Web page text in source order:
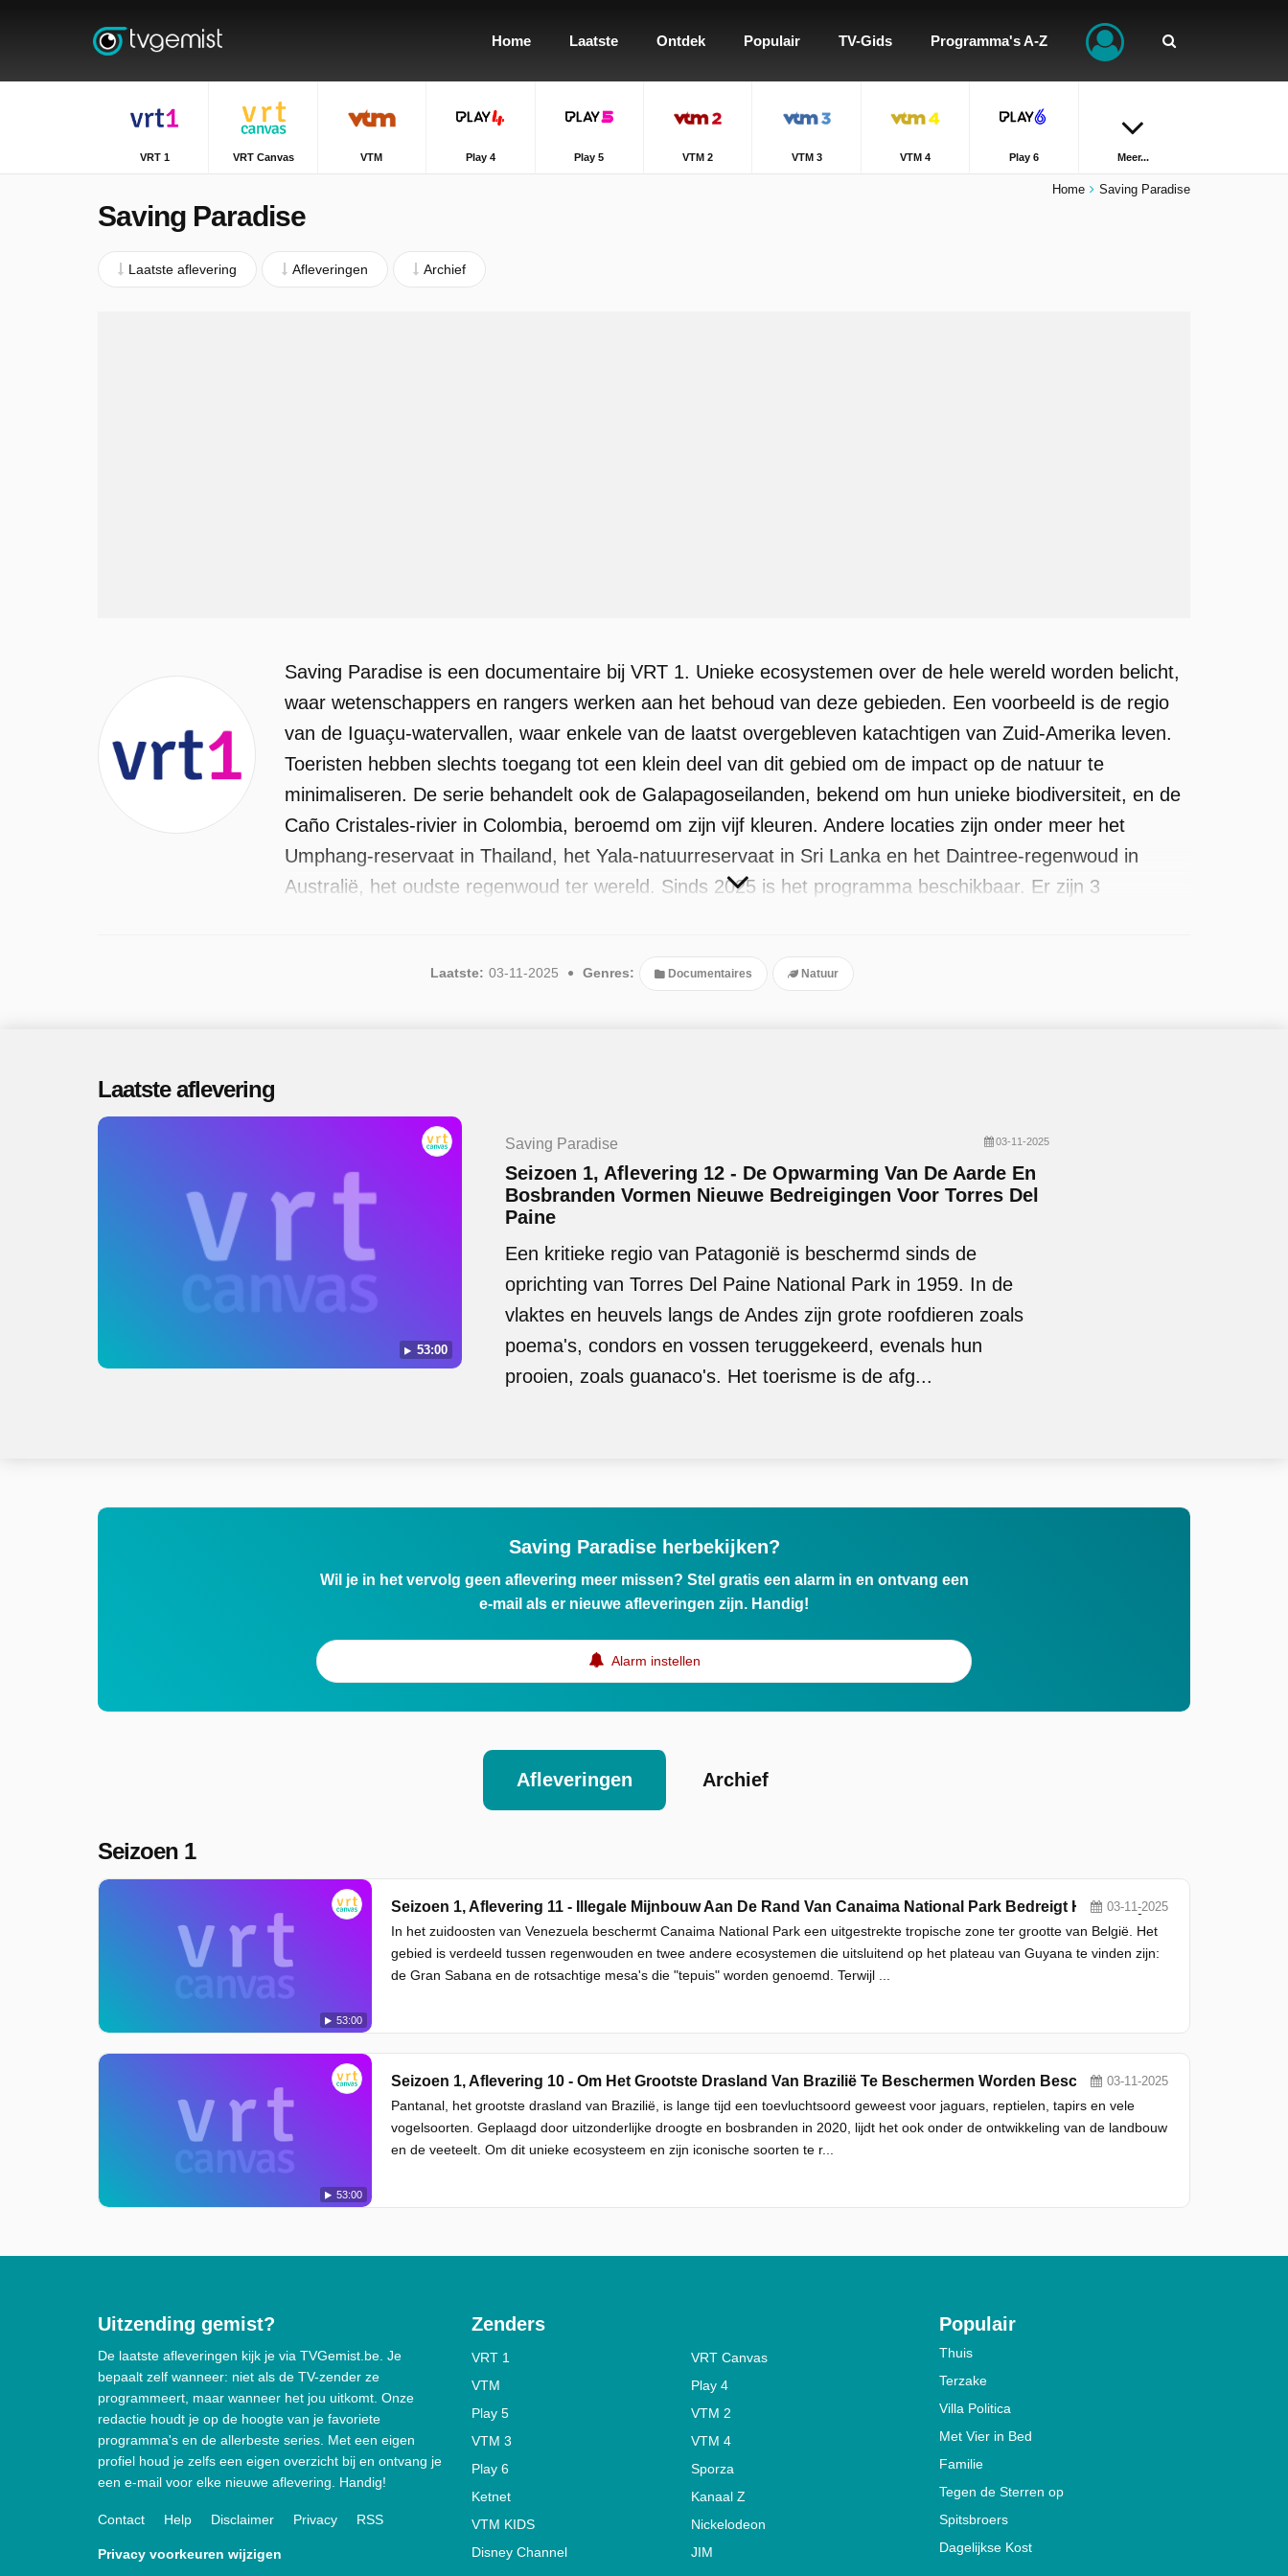
Home Laatste Ontdek Populair TV-Gids Programma's A-Z
VRT 1 VRT Canvas VTM Play 4 Play 5 VTM 2 VTM 3 VTM 4 Play 6 Meer...
Home Saving Paradise
Saving Paradise
Laatste aflevering Afleveringen Archief
Saving Paradise is een documentaire bij VRT 1. Unieke ecosystemen over de hele wereld worden belicht,
waar wetenschappers en rangers werken aan het behoud van deze gebieden. Een voorbeeld is de regio
van de Iguaçu-watervallen, waar enkele van de laatst overgebleven katachtigen van Zuid-Amerika leven.
Toeristen hebben slechts toegang tot een klein deel van dit gebied om de impact op de natuur te
minimaliseren. De serie behandelt ook de Galapagoseilanden, bekend om hun unieke biodiversiteit, en de
Caño Cristales-rivier in Colombia, beroemd om zijn vijf kleuren. Andere locaties zijn onder meer het
Umphang-reservaat in Thailand, het Yala-natuurreservaat in Sri Lanka en het Daintree-regenwoud in
Australië, het oudste regenwoud ter wereld. Sinds 2025 is het programma beschikbaar. Er zijn 3
Laatste: 03-11-2025 Genres: Documentaires Natuur
Laatste aflevering
53:00
Saving Paradise 03-11-2025
Seizoen 1, Aflevering 12 - De Opwarming Van De Aarde En
Bosbranden Vormen Nieuwe Bedreigingen Voor Torres Del
Paine
Een kritieke regio van Patagonië is beschermd sinds de
oprichting van Torres Del Paine National Park in 1959. In de
vlaktes en heuvels langs de Andes zijn grote roofdieren zoals
poema's, condors en vossen teruggekeerd, evenals hun
prooien, zoals guanaco's. Het toerisme is de afg...
Saving Paradise herbekijken?
Wil je in het vervolg geen aflevering meer missen? Stel gratis een alarm in en ontvang een
e-mail als er nieuwe afleveringen zijn. Handig!
Alarm instellen
Afleveringen Archief
Seizoen 1
53:00
Seizoen 1, Aflevering 11 - Illegale Mijnbouw Aan De Rand Van Canaima National Park Bedreigt Het Ecosysteem
03-11-2025
In het zuidoosten van Venezuela beschermt Canaima National Park een uitgestrekte tropische zone ter grootte van België. Het
gebied is verdeeld tussen regenwouden en twee andere ecosystemen die uitsluitend op het plateau van Guyana te vinden zijn:
de Gran Sabana en de rotsachtige mesa's die "tepuis" worden genoemd. Terwijl ...
53:00
Seizoen 1, Aflevering 10 - Om Het Grootste Drasland Van Brazilië Te Beschermen Worden Beschermde Gebieden Een Dringende Zaak
03-11-2025
Pantanal, het grootste drasland van Brazilië, is lange tijd een toevluchtsoord geweest voor jaguars, reptielen, tapirs en vele
vogelsoorten. Geplaagd door uitzonderlijke droogte en bosbranden in 2020, lijdt het ook onder de ontwikkeling van de landbouw
en de veeteelt. Om dit unieke ecosysteem en zijn iconische soorten te r...
Uitzending gemist?
De laatste afleveringen kijk je via TVGemist.be. Je
bepaalt zelf wanneer: niet als de TV-zender ze
programmeert, maar wanneer het jou uitkomt. Onze
redactie houdt je op de hoogte van je favoriete
programma's en de allerbeste series. Met een eigen
profiel houd je zelfs een eigen overzicht bij en ontvang je
een e-mail voor elke nieuwe aflevering. Handig!
Contact Help Disclaimer Privacy RSS
Privacy voorkeuren wijzigen
Zenders
VRT 1
VRT Canvas
VTM
Play 4
Play 5
VTM 2
VTM 3
VTM 4
Play 6
Sporza
Ketnet
Kanaal Z
VTM KIDS
Nickelodeon
Disney Channel
JIM
Populair
Thuis
Terzake
Villa Politica
Met Vier in Bed
Familie
Tegen de Sterren op
Spitsbroers
Dagelijkse Kost